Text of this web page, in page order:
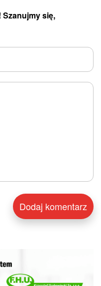
Szanujmy się,